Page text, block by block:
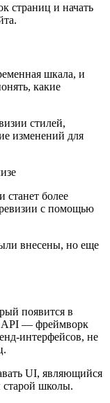
страниц и начать
шкала, и
какие
стилей,
изменений для
более
с помощью
внесены, но еще
появится в
API — фреймворк
интерфейсов, не
UI, являющийся
старой школы.